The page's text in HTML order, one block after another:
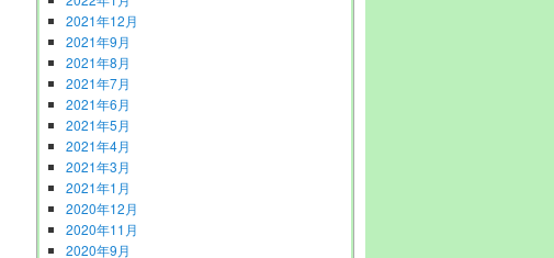
2021年12月
2021年9月
2021年8月
2021年7月
2021年6月
2021年5月
2021年4月
2021年3月
2021年1月
2020年12月
2020年11月
2020年9月